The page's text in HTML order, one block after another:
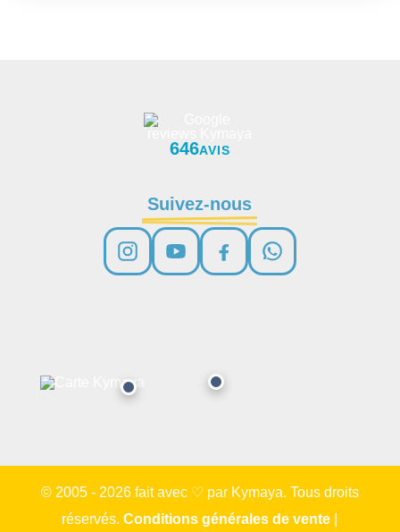
646AVIS
Suivez-nous
© 2005 - 2026 fait avec ♡ par Kymaya. Tous droits
réservés.Conditions générales de vente